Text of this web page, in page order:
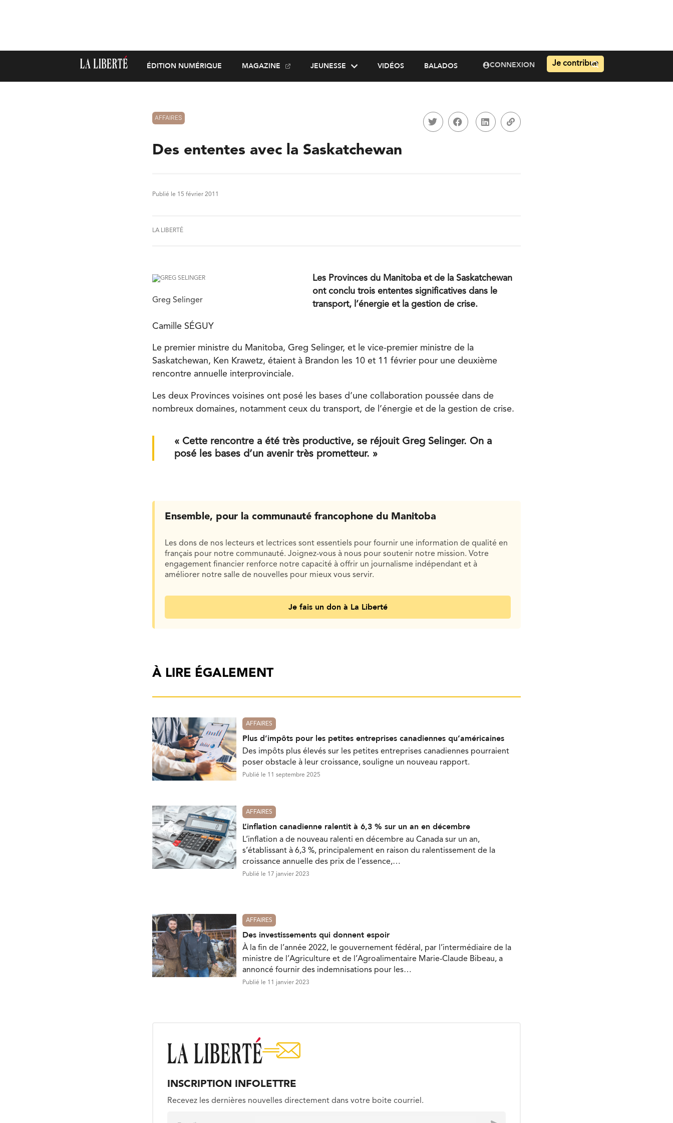
ÉDITION NUMÉRIQUE MAGAZINE JEUNESSE VIDÉOS BALADOS CONNEXION Je contribue
AFFAIRES
Des ententes avec la Saskatchewan
Publié le 15 février 2011
LA LIBERTÉ
Greg Selinger
Les Provinces du Manitoba et de la Saskatchewan
ont conclu trois ententes significatives dans le
transport, l’énergie et la gestion de crise.
Camille SÉGUY
Le premier ministre du Manitoba, Greg Selinger, et le vice-premier ministre de la
Saskatchewan, Ken Krawetz, étaient à Brandon les 10 et 11 février pour une deuxième
rencontre annuelle interprovinciale.
Les deux Provinces voisines ont posé les bases d’une collaboration poussée dans de
nombreux domaines, notamment ceux du transport, de l’énergie et de la gestion de crise.
« Cette rencontre a été très productive, se réjouit Greg Selinger. On a
posé les bases d’un avenir très prometteur. »
Ensemble, pour la communauté francophone du Manitoba
Les dons de nos lecteurs et lectrices sont essentiels pour fournir une information de qualité en
français pour notre communauté. Joignez-vous à nous pour soutenir notre mission. Votre
engagement financier renforce notre capacité à offrir un journalisme indépendant et à
améliorer notre salle de nouvelles pour mieux vous servir.
Je fais un don à La Liberté
À LIRE ÉGALEMENT
AFFAIRES
Plus d’impôts pour les petites entreprises canadiennes qu’américaines
Des impôts plus élevés sur les petites entreprises canadiennes pourraient
poser obstacle à leur croissance, souligne un nouveau rapport.
Publié le 11 septembre 2025
AFFAIRES
L’inflation canadienne ralentit à 6,3 % sur un an en décembre
L’inflation a de nouveau ralenti en décembre au Canada sur un an,
s’établissant à 6,3 %, principalement en raison du ralentissement de la
croissance annuelle des prix de l’essence,…
Publié le 17 janvier 2023
AFFAIRES
Des investissements qui donnent espoir
À la fin de l’année 2022, le gouvernement fédéral, par l’intermédiaire de la
ministre de l’Agriculture et de l’Agroalimentaire Marie-Claude Bibeau, a
annoncé fournir des indemnisations pour les…
Publié le 11 janvier 2023
INSCRIPTION INFOLETTRE
Recevez les dernières nouvelles directement dans votre boite courriel.